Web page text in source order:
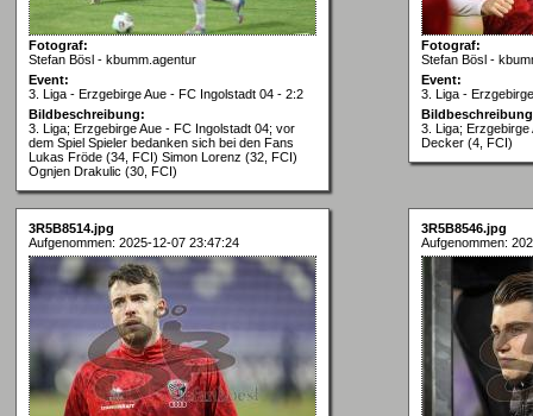
Fotograf:
Stefan Bösl - kbumm.agentur
Event:
3. Liga - Erzgebirge Aue - FC Ingolstadt 04 - 2:2
Bildbeschreibung:
3. Liga; Erzgebirge Aue - FC Ingolstadt 04; vor
dem Spiel Spieler bedanken sich bei den Fans
Lukas Fröde (34, FCI) Simon Lorenz (32, FCI)
Ognjen Drakulic (30, FCI)
Fotograf:
Stefan Bösl -
Event:
3. Liga -
3. Liga; Erzgebirge
Decker (4, FCI)
3R5B8514.jpg
Aufgenommen: 2025-12-07 23:47:24
3R5B8546.jpg
Aufgenommen: